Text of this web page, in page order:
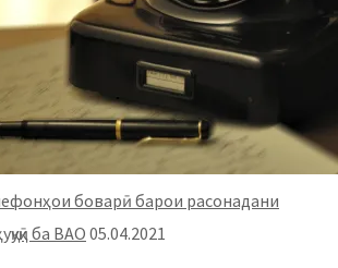
боварӣ барои расонадани
ба ВАО 05.04.2021